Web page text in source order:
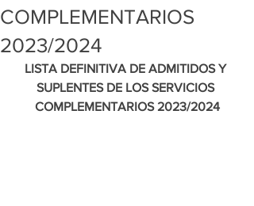
COMPLEMENTARIOS
2023/2024
LISTA DEFINITIVA DE ADMITIDOS Y
SUPLENTES DE LOS SERVICIOS
COMPLEMENTARIOS 2023/2024